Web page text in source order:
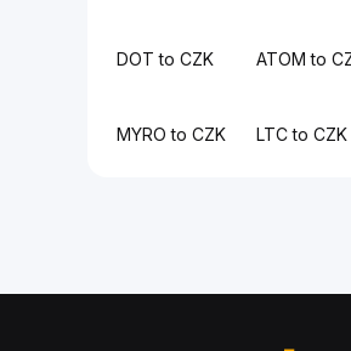
DOT to CZK ATOM to
MYRO to CZK LTC to CZK